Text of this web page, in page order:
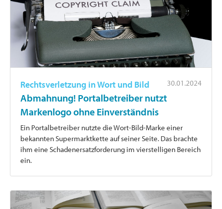
30.01.2024
Rechtsverletzung in Wort und Bild
Abmahnung! Portalbetreiber nutzt
Markenlogo ohne Einverständnis
Ein Portalbetreiber nutzte die Wort-Bild-Marke einer
bekannten Supermarktkette auf seiner Seite. Das brachte
ihm eine Schadenersatzforderung im vierstelligen Bereich
ein.